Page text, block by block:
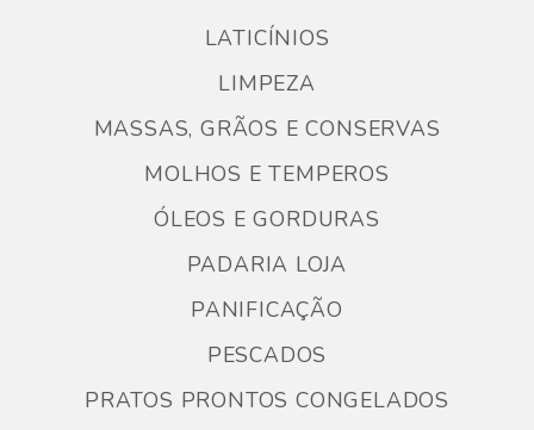
LATICÍNIOS
LIMPEZA
MASSAS, GRÃOS E CONSERVAS
MOLHOS E TEMPEROS
ÓLEOS E GORDURAS
PADARIA LOJA
PANIFICAÇÃO
PESCADOS
PRATOS PRONTOS CONGELADOS